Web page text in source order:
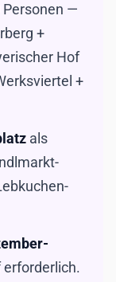
Personen —
+
Hof
+
als